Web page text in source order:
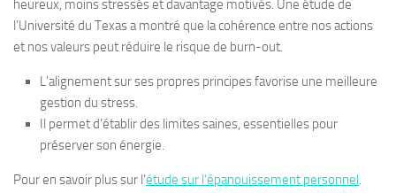
heureux, moins stressés et davantage motivés. Une étude de
l’Université du Texas a montré que la cohérence entre nos actions
et nos valeurs peut réduire le risque de burn-out.
L’alignement sur ses propres principes favorise une meilleure
gestion du stress.
Il permet d’établir des limites saines, essentielles pour
préserver son énergie.
Pour en savoir plus sur l’étude sur l’épanouissement personnel.